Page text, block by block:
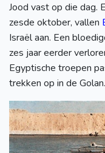
Jood vast op die dag.
zesde oktober, vallen
Israël aan. Een
zes jaar eerder
Egyptische troepen
trekken op in de Golan.